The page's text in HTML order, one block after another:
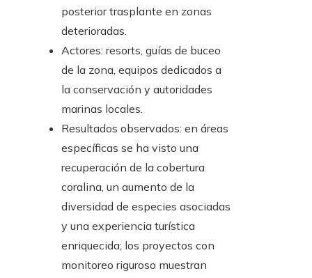
posterior trasplante en zonas
deterioradas.
Actores: resorts, guías de buceo
de la zona, equipos dedicados a
la conservación y autoridades
marinas locales.
Resultados observados: en áreas
específicas se ha visto una
recuperación de la cobertura
coralina, un aumento de la
diversidad de especies asociadas
y una experiencia turística
enriquecida; los proyectos con
monitoreo riguroso muestran